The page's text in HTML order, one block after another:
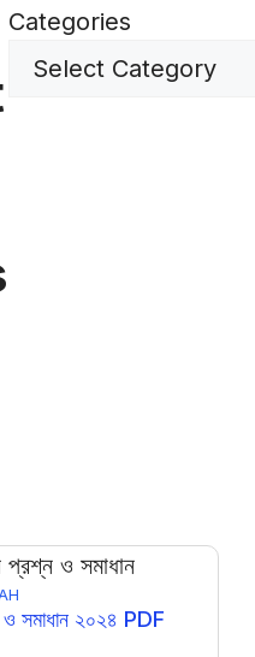
Categories
ও সমাধান ২০২৪ PDF